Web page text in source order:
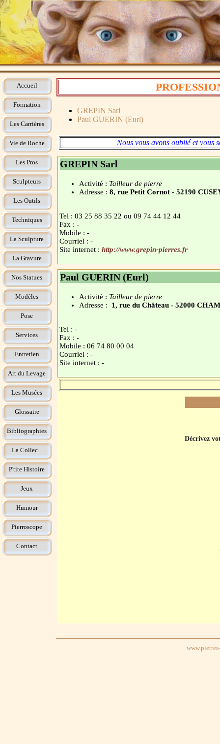
Accueil
Formation
Les Carrières
Vie de Roche
Les Pros
Sculpteurs
Les Outils
Techniques
La Sculpture
La Gravure
Nos Statues
Modèles
Pose
Services
Entretien
Art du Levage
Les Musées
Glossaire
Bibliographies
La Collec...
P'tite Histoire
Jeux
Humour
Pierroscope
Contact
GREPIN Sarl
Paul GUERIN (Eurl)
Nous vous avons oublié et vous
GREPIN Sarl
Activité : Tailleur de pierre
Adresse : 8, rue Petit Cornot - 52190
Tel : 03 25 88 35 22 ou 09 74 44 12 44
Fax : -
Mobile : -
Courriel : -
Site internet : http://www.grepin-pierres.fr
Paul GUERIN (Eurl)
Activité : Tailleur de pierre
Adresse : 1, rue du Château - 52000
Tel : -
Fax : -
Mobile : 06 74 80 00 04
Courriel : -
Site internet : -
Décrivez